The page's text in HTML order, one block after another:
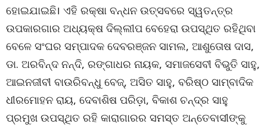
ହୋଇଯାଇଛି। ଏହି ରକ୍ଷା ବନ୍ଧନ ଉତ୍ସବରେ ସ୍ୱତନ୍ତ୍ର
ଉପକାରଗାର ଅଧ୍ୟକ୍ଷ ଦିଲ୍ଲୀପ ବେହେରା ଉପସ୍ଥିତ ରହିଥିବା
ବେଳେ ସଂଘର ସମ୍ପାଦକ ଦେବରଞ୍ଜନ ସାମଲ, ଆଶୁତୋଷ ଦାସ,
ଡା. ଅରବିନ୍ଦ ନନ୍ଦି, ରଙ୍ଗାଧର ନାୟକ, ସମାଜସେବୀ ବିଭୁତି ସାହୁ,
ଆଇନଜୀବୀ ବାଉରିବନ୍ଧୁ ବେଜ୍‌, ଅସିତ ସାହୁ, ବରିଷ୍ଠ ସାମ୍ବାଦିକ
ଧୀରମୋହନ ରାୟ, ଦେବାଶିଷ ପରିଡ଼ା, ବିକାଶ ଚନ୍ଦ୍ର ସାହୁ
ପ୍ରମୁଖ ଉପସ୍ଥିତ ରହି କାରାଗାରର ସମସ୍ତ ଅନ୍ତେବାସୀଙ୍କୁ